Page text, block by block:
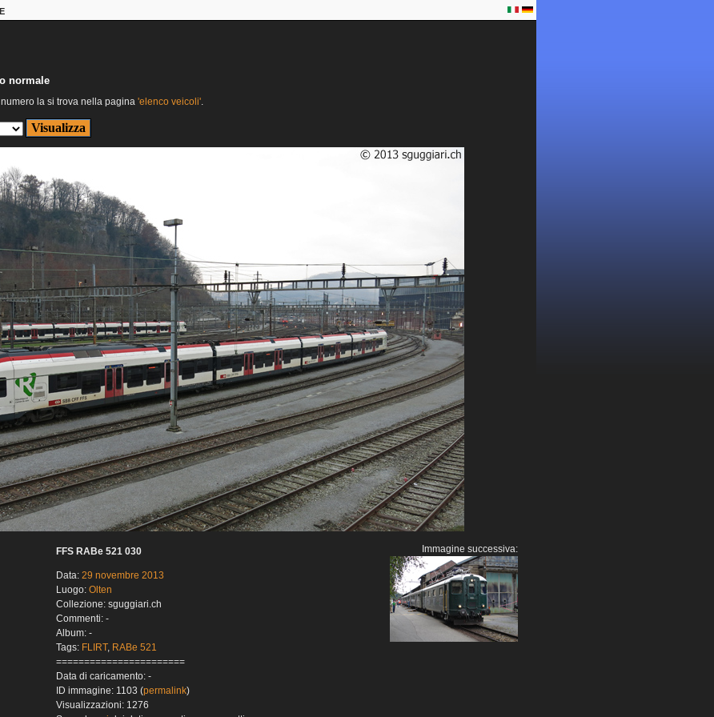
normale
la si trova nella pagina 'elenco veicoli'.
FFS RABe 521 030
Data: 29 novembre 2013
Luogo: Olten
Collezione: sguggiari.ch
Commenti: -
Album: -
Tags: FLIRT, RABe 521
=======================
Data di caricamento: -
ID immagine: 1103 (permalink)
Visualizzazioni: 1276
Immagine successiva: